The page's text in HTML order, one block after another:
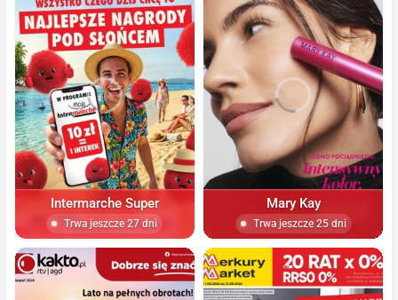
Intermarche Super
Trwa jeszcze 27 dni
Mary Kay
Trwa jeszcze 25 dni